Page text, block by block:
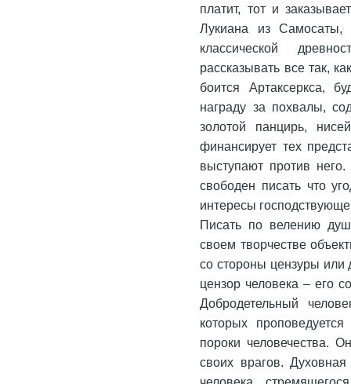
платит, тот и
Лукиана из Самосаты,
классической
рассказывать все так,
боится Артаксеркса,
награду за похвалы,
золотой панцирь,
финансирует тех
выступают против
свободен писать что
интересы
Писать по велению
своем творчестве
со стороны цензуры или
цензор человека – его
Добродетельный
которых
пороки человечества.
своих врагов.